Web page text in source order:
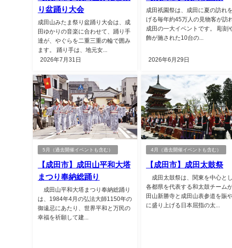
り盆踊り大会
成田山みたま祭り盆踊り大会は、成
田ゆかりの音楽に合わせて、踊り手
達が、やぐらを二重三重の輪で囲み
ます。 踊り手は、地元女...
2026年7月31日
成田祇園祭は、成田に夏の訪れ
げる毎年約45万人の見物客が訪
成田の一大イベントです。 彫刻
飾が施された10台の...
2026年6月29日
5月（過去開催イベントも含む）
【成田市】成田山平和大塔
まつり奉納総踊り
成田山平和大塔まつり奉納総踊り
は、1984年4月の弘法大師1150年の
御遠忌にあたり、世界平和と万民の
幸福を祈願して建...
4月（過去開催イベントも含む）
【成田市】成田太鼓祭
成田太鼓祭は、関東を中心と
各都県を代表する和太鼓チーム
田山新勝寺と成田山表参道を賑
に盛り上げる日本屈指の太...